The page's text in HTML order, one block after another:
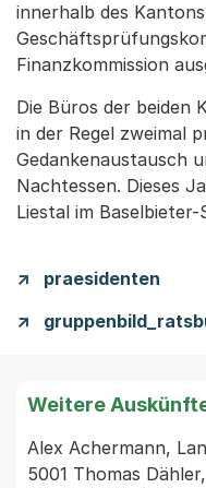
innerhalb des
Finanzkommission
Die Büros der beiden
in der Regel zweimal
Gedankenaustausch
Nachtessen. Dieses
Liestal im
praesidenten
Weitere
Alex Achermann,
5001 Thomas